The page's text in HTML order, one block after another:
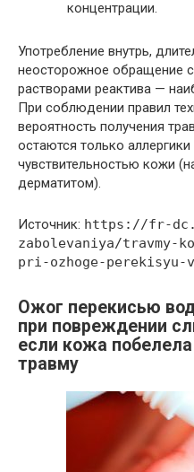
концентрации.
Употребление внутрь,
неосторожное обращение
растворами реактива —
При соблюдении правил
вероятность получения
остаются только
чувствительностью кожи
дерматитом).
Источник: https://fr-
zabolevaniya/travmy-
pri-ozhoge-perekisyu-
Ожог перекисью
при повреждении
если кожа
травму